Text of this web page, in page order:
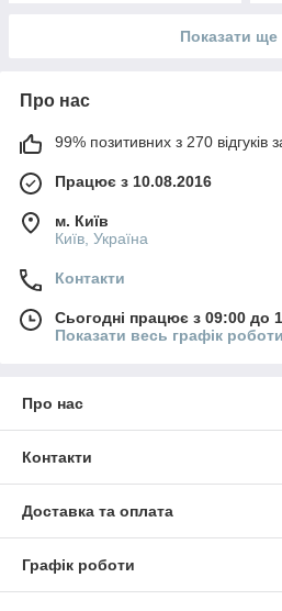
Показати ще
Про нас
99% позитивних з 270 відгуків
Працює з 10.08.2016
м. Київ
Київ, Україна
Контакти
Сьогодні працює з 09:00 до
Показати весь графік роботи
Про нас
Контакти
Доставка та оплата
Графік роботи